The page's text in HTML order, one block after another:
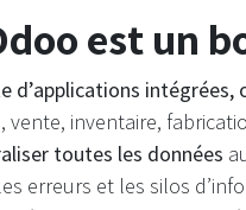
est un
d’applications
vente, inventaire,
toutes les données
erreurs et les silos